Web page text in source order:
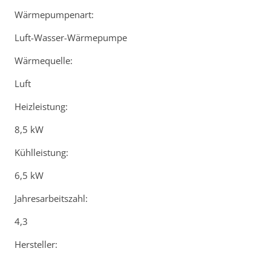
Wärmepumpenart:
Luft-Wasser-Wärmepumpe
Wärmequelle:
Luft
Heizleistung:
8,5 kW
Kühlleistung:
6,5 kW
Jahresarbeitszahl:
4,3
Hersteller: